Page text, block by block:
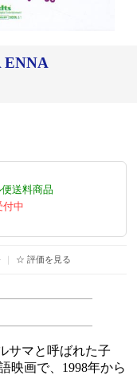
ENNA
便送料商品
付中
｜ ☆ 評価を見る
サマと呼ばれた子
映画で、1998年から